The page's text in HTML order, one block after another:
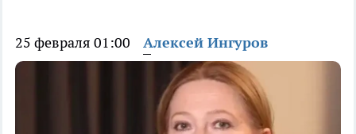
25 февраля 01:00 Алексей Ингуров